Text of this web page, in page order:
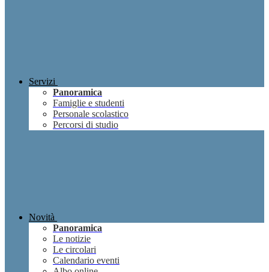
Servizi
Panoramica
Famiglie e studenti
Personale scolastico
Percorsi di studio
Novità
Panoramica
Le notizie
Le circolari
Calendario eventi